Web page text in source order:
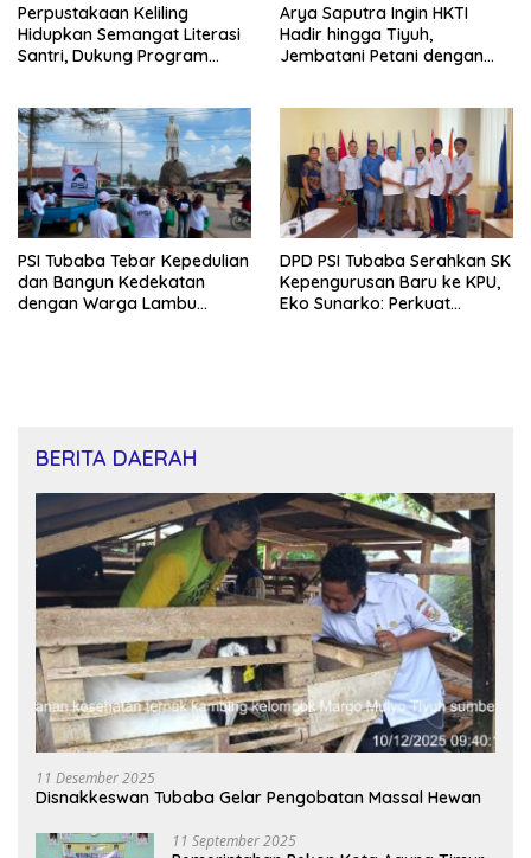
Perpustakaan Keliling
Hidupkan Semangat Literasi
Santri, Dukung Program
Arya Saputra Ingin HKTI
Hadir hingga Tiyuh,
Jembatani Petani dengan
PSI Tubaba Tebar Kepedulian
dan Bangun Kedekatan
dengan Warga Lambu
DPD PSI Tubaba Serahkan SK
Kepengurusan Baru ke KPU,
Eko Sunarko: Perkuat
BERITA DAERAH
11 Desember 2025
Disnakkeswan Tubaba Gelar Pengobatan Massal Hewan
11 September 2025